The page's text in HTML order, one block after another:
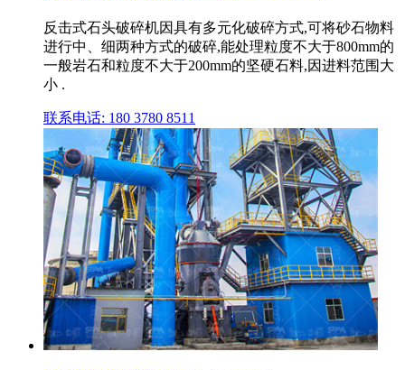
反击式石头破碎机因具有多元化破碎方式,可将砂石物料
进行中、细两种方式的破碎,能处理粒度不大于800mm的
一般岩石和粒度不大于200mm的坚硬石料,因进料范围大
小 .
联系电话: 180 3780 8511